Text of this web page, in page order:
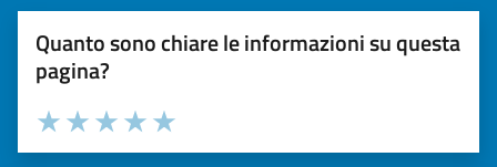
Quanto sono chiare le informazioni su questa
pagina?
Valuta la chiarezza delle informazioni (da 1 a 5 stelle)
Seleziona il numero di stelle per valutare la chiarezza delle
Valuta 5 stelle su 5
Valuta 4 stelle su 5
Valuta 3 stelle su 5
Valuta 2 stelle su 5
Valuta 1 stelle su 5